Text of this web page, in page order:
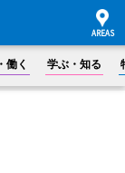
働く 学ぶ・知る